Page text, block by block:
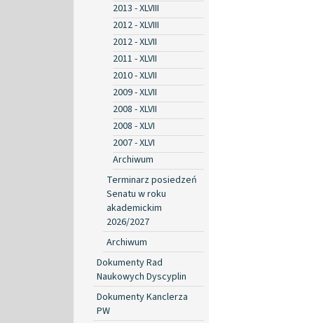
2013 - XLVIII
2012 - XLVIII
2012 - XLVII
2011 - XLVII
2010 - XLVII
2009 - XLVII
2008 - XLVII
2008 - XLVI
2007 - XLVI
Archiwum
Terminarz posiedzeń
Senatu w roku
akademickim
2026/2027
Archiwum
Dokumenty Rad
Naukowych Dyscyplin
Dokumenty Kanclerza
PW